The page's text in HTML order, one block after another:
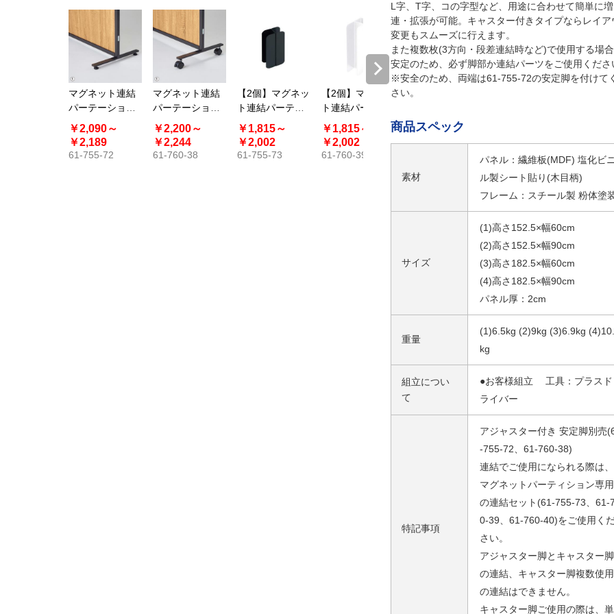
マグネット連結
パーテーション
専用安定脚 アジ
ャスター付き
￥2,090～
￥2,189
61-755-72
マグネット連結
パーテーション
用 安定脚 キャス
ター付き
￥2,200～
￥2,244
61-760-38
【2個】マグネッ
ト連結パーテー
ション用 直線連
結セット
￥1,815～
￥2,002
61-755-73
【2個】マグネッ
ト連結パーテー
ション用 連結セ
ット L型連結セ
ット
￥1,815～
￥2,002
61-760-39
【2個】マグネッ
ション用 連結セ
ット 3方向連結
￥3,465
61-760-40
L字、T字、コの字型など、用途に合わせて簡単に増
連・拡張が可能。キャスター付きタイプならレイア
変更もスムーズに行えます。
また複数枚(3方向・段差連結時など)で使用する場
安定のため、必ず脚部か連結パーツをご使用くださ
※安全のため、両端は61-755-72の安定脚を付けて
さい。
商品スペック
素材
パネル：繊維板(MDF) 塩化ビニ
ル製シート貼り(木目柄)
フレーム：スチール製 粉体塗
サイズ
(1)高さ152.5×幅60cm
(2)高さ152.5×幅90cm
(3)高さ182.5×幅60cm
(4)高さ182.5×幅90cm
パネル厚：2cm
重量
(1)6.5kg (2)9kg (3)6.9kg
kg
組立につい
て
●お客様組立 工具：プラスド
ライバー
特記事項
アジャスター付き 安定脚別売
-755-72、61-760-38)
連結でご使用になられる際は、
マグネットパーティション専用
の連結セット(61-755-73、61-
0-39、61-760-40)をご使用く
さい。
アジャスター脚とキャスター脚
の連結、キャスター脚複数使用
の連結はできません。
キャスター脚ご使用の際は、単